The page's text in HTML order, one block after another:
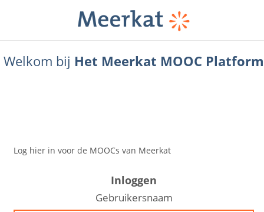
Welkom bij Het Meerkat MOOC Platform
Inloggen
Gebruikersnaam